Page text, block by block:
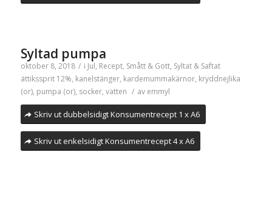
Syltad pumpa
oktober 8, 2018 / i Jul, Recept, Smått & Gott, Syltat & Saftat
ättikssprit 12%, kanelstänger, kardemummakärnor, kryddnejlika
(or), pumpa (or), socker, vatten / av emmyl
Skriv ut dubbelsidigt Konsumentrecept 1 x A6
Skriv ut enkelsidigt Konsumentrecept 4 x A6